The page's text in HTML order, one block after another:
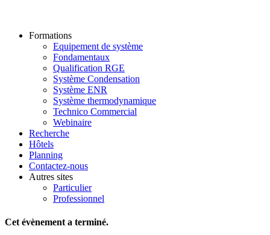
Formations
Equipement de système
Fondamentaux
Qualification RGE
Système Condensation
Système ENR
Système thermodynamique
Technico Commercial
Webinaire
Recherche
Hôtels
Planning
Contactez-nous
Autres sites
Particulier
Professionnel
Cet évènement a terminé.